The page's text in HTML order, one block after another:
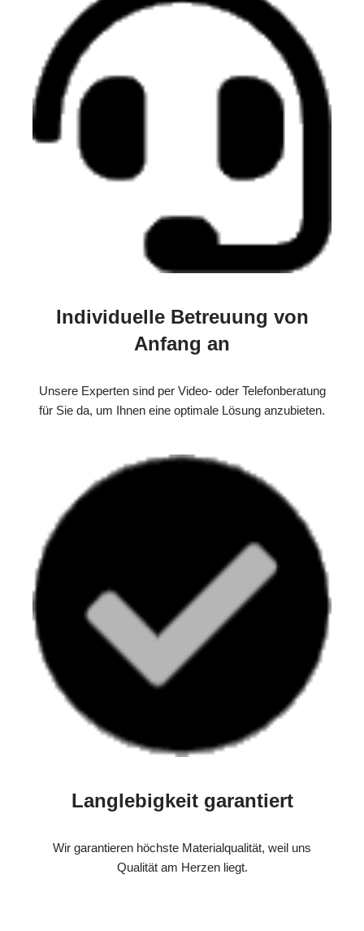
Individuelle Betreuung von
Anfang an
Unsere Experten sind per Video- oder Telefonberatung
für Sie da, um Ihnen eine optimale Lösung anzubieten.
Langlebigkeit garantiert
Wir garantieren höchste Materialqualität, weil uns
Qualität am Herzen liegt.